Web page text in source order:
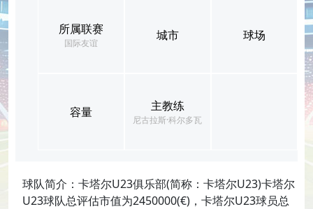
所属联赛
国际友谊
城市 球场
容量 主教练
尼古拉斯·科尔多瓦
球队简介：卡塔尔U23俱乐部(简称：卡塔尔U23)卡塔尔
U23球队总评估市值为2450000(€)，卡塔尔U23球员总